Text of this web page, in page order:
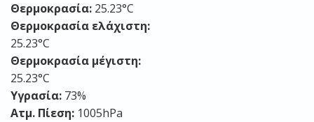
Θερμοκρασία: 25.23°C
Θερμοκρασία ελάχιστη:
25.23°C
Θερμοκρασία μέγιστη:
25.23°C
Υγρασία: 73%
Ατμ. Πίεση: 1005hPa